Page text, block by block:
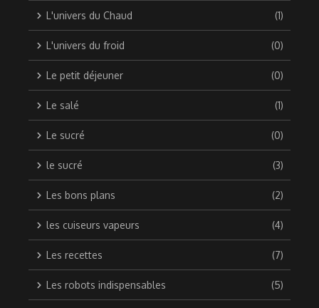
L'univers du Chaud (1)
L'univers du froid (0)
Le petit déjeuner (0)
Le salé (1)
Le sucré (0)
le sucré (3)
Les bons plans (2)
les cuiseurs vapeurs (4)
Les recettes (7)
Les robots indispensables (5)